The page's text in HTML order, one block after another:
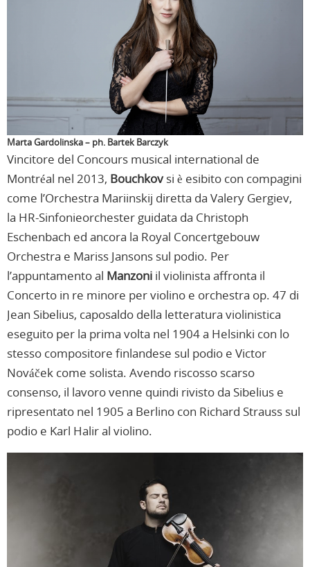
Marta Gardolinska – ph. Bartek Barczyk
Vincitore del Concours musical international de
Montréal nel 2013, Bouchkovsi è esibito con compagini
come l’Orchestra Mariinskij diretta da Valery Gergiev,
la HR-Sinfonieorchester guidata da Christoph
Eschenbach ed ancora la Royal Concertgebouw
Orchestra e Mariss Jansons sul podio. Per
l’appuntamento al Manzoni il violinista affronta il
Concerto in re minore per violino e orchestra op. 47 di
Jean Sibelius, caposaldo della letteratura violinistica
eseguito per la prima volta nel 1904 a Helsinki con lo
stesso compositore finlandese sul podio e Victor
Nováček come solista. Avendo riscosso scarso
consenso, il lavoro venne quindi rivisto da Sibelius e
ripresentato nel 1905 a Berlino con Richard Strauss sul
podio e Karl Halir al violino.